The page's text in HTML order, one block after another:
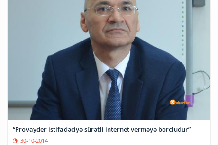
“Provayder istifadəçiyə sürətli internet verməyə borcludur”
30-10-2014